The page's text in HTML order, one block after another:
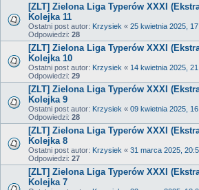
[ZLT] Zielona Liga Typerów XXXI
Kolejka 11
Ostatni post autor: Krzysiek « 25 kwietnia 2025,
Odpowiedzi: 28
[ZLT] Zielona Liga Typerów XXXI
Kolejka 10
Ostatni post autor: Krzysiek « 14 kwietnia 2025,
Odpowiedzi: 29
[ZLT] Zielona Liga Typerów XXXI
Kolejka 9
Ostatni post autor: Krzysiek « 09 kwietnia 2025,
Odpowiedzi: 28
[ZLT] Zielona Liga Typerów XXXI
Kolejka 8
Ostatni post autor: Krzysiek « 31 marca 2025,
Odpowiedzi: 27
[ZLT] Zielona Liga Typerów XXXI
Kolejka 7